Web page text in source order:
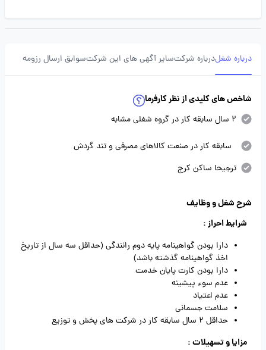
درباره شغلدرباره شرکتسایر آگهی های این شرکتسوابق ارسال رزومه
شاخص های کلیدی از نظر کارفرما
2 سال سابقه کار در گروه شغلی مشابه
سابقه کار در صنعت کالاهای مصرفی و تند گردش
ترجیحا ساکن کرج
شرح شغل و وظایف
شرایط احراز :
دارا بودن گواهینامه پایه دوم رانندگی (حداقل سه سال از تاریخ
اخذ گواهینامه گذشته باشد)
دارا بودن کارت پایان خدمت
عدم سوء پیشینه
عدم اعتیاد
سلامت جسمانی
حداقل 2 سال سابقه کار در شرکت های پخش و توزیع
مزایا و تسهیلات :